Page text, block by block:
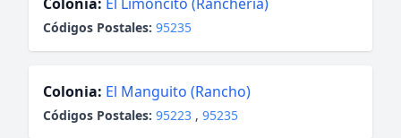
Códigos Postales: 95235
Colonia: El Manguito (Rancho)
Códigos Postales: 95223 , 95235